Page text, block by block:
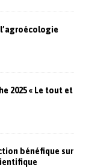
2025 « Le tout et
bénéfique sur